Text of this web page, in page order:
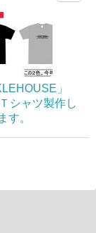
」
シャツ製作し
ます。